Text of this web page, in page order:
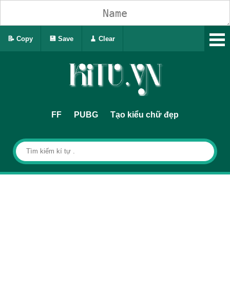
FF PUBG Tạo kiểu chữ đẹp
📝 Copy 💾 Save 🧹 Clear